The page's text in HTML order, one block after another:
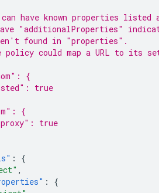
have known properties listed
"additionalProperties"
found in "properties".
policy could map a URL to its
{
true
{
true
:
{
,
:
{